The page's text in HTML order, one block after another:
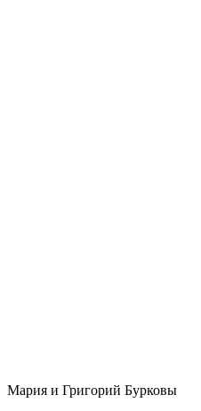
Мария и Григорий Бурковы